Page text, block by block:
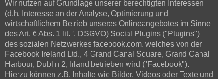
Wir nutzen auf Grundlage unserer berechtigten Interessen
(d.h. Interesse an der Analyse, Optimierung und
wirtschaftlichem Betrieb unseres Onlineangebotes im Sinne
des Art. 6 Abs. 1 lit. f. DSGVO) Social Plugins ("Plugins")
des sozialen Netzwerkes facebook.com, welches von der
Facebook Ireland Ltd., 4 Grand Canal Square, Grand Canal
Harbour, Dublin 2, Irland betrieben wird ("Facebook").
Hierzu können z.B. Inhalte wie Bilder, Videos oder Texte und